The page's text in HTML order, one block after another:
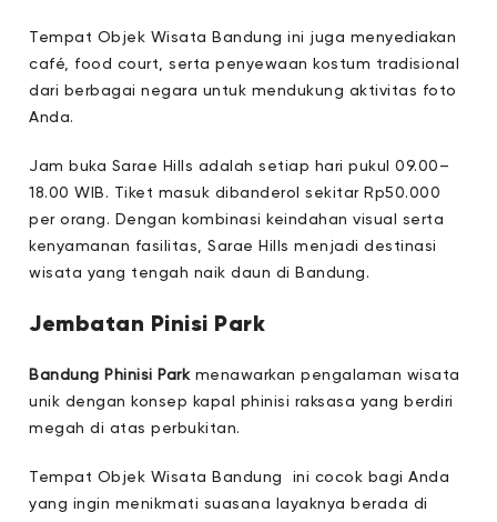
Tempat Objek Wisata Bandung ini juga menyediakan
café, food court, serta penyewaan kostum tradisional
dari berbagai negara untuk mendukung aktivitas foto
Anda.
Jam buka Sarae Hills adalah setiap hari pukul 09.00–
18.00 WIB. Tiket masuk dibanderol sekitar Rp50.000
per orang. Dengan kombinasi keindahan visual serta
kenyamanan fasilitas, Sarae Hills menjadi destinasi
wisata yang tengah naik daun di Bandung.
Jembatan Pinisi Park
Bandung Phinisi Parkmenawarkan pengalaman wisata
unik dengan konsep kapal phinisi raksasa yang berdiri
megah di atas perbukitan.
Tempat Objek Wisata Bandung ini cocok bagi Anda
yang ingin menikmati suasana layaknya berada di